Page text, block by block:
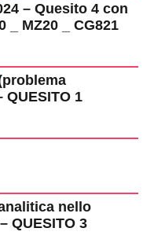
– Quesito 4 con
_ MZ20 _ CG821
1
nello
QUESITO 3